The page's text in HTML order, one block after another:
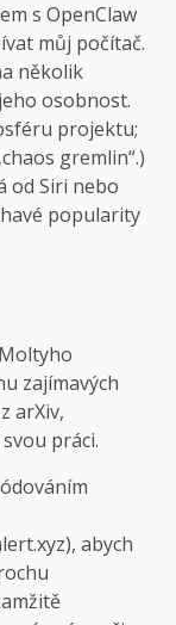
s OpenClaw
můj počítač.
několik
osobnost.
projektu;
gremlin“.)
od Siri nebo
popularity
zajímavých
arXiv,
práci.
abych